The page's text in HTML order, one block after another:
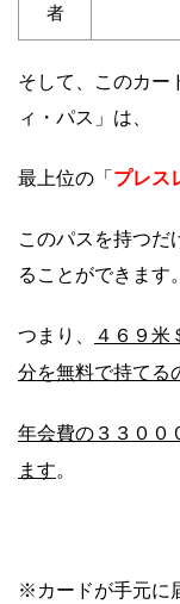
者
そして、このカー
ィ・パス」は、
最上位の「プレス
このパスを持つだ
ることができます。
つまり、
４６９米
分を無料で持てる
年会費の３３００
ます。
※カードが手元に